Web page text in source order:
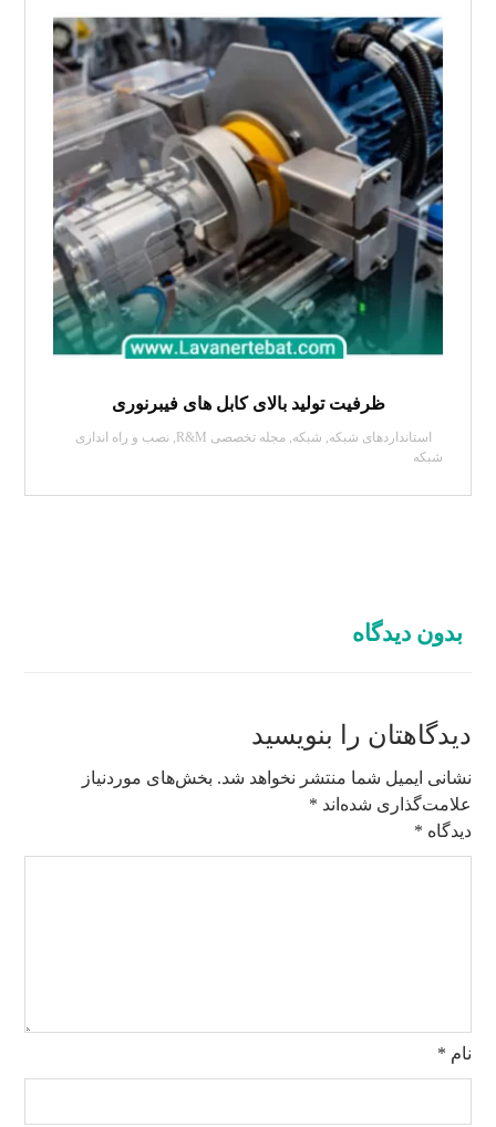
ظرفیت‌ تولید بالای کابل های فیبرنوری
استانداردهای شبکه, شبکه,مجله تخصصی R&M , نصب و راه اندازی
شبکه
بدون دیدگاه
دیدگاهتان را بنویسید
نشانی ایمیل شما منتشر نخواهد شد. بخش‌های موردنیاز
علامت‌گذاری شده‌اند *
دیدگاه *
نام *